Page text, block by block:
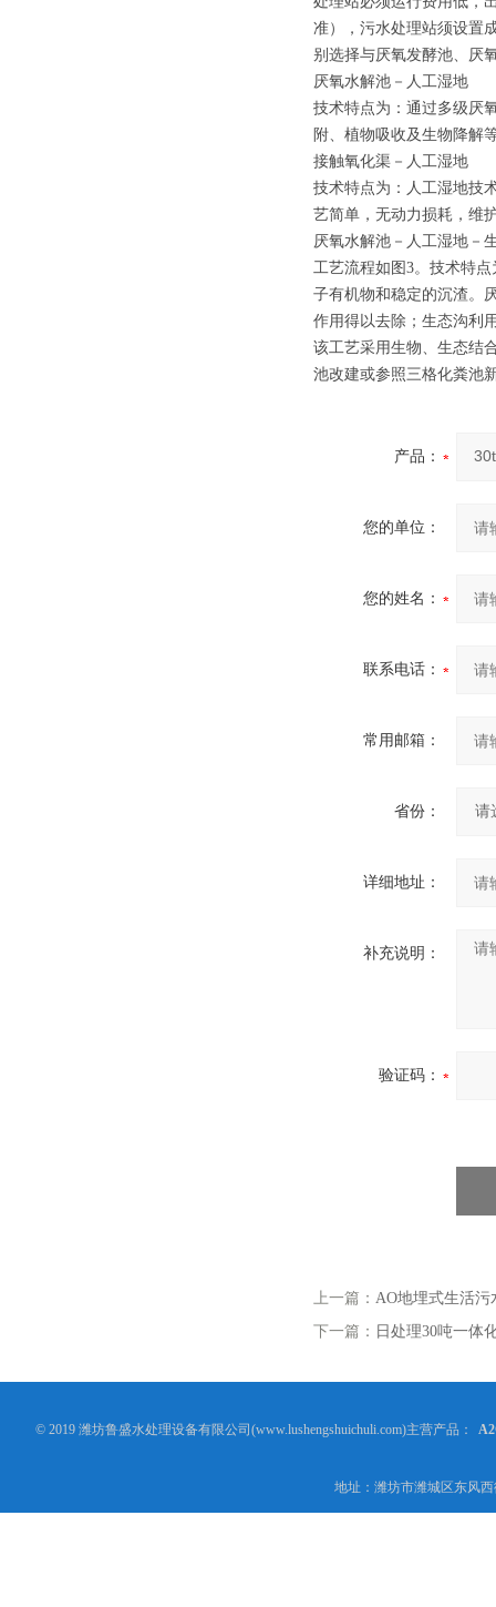
准），污水处理站须设置
别选择与厌氧发酵池、厌
厌氧水解池－人工湿地
技术特点为：通过多级厌
附、植物吸收及生物降解
接触氧化渠－人工湿地
技术特点为：人工湿地技
艺简单，无动力损耗，维
厌氧水解池－人工湿地－
工艺流程如图3。技术特
子有机物和稳定的沉渣。
作用得以去除；生态沟利
该工艺采用生物、生态结
池改建或参照三格化粪池
产品：
您的单位：
您的姓名：
联系电话：
常用邮箱：
省份：
详细地址：
补充说明：
验证码：
上一篇： AO地埋式生活污
下一篇： 日处理30吨一体
© 2019 潍坊鲁盛水处理设备有限公司(www.lushengshuichuli.com)主营产品：
地址：潍坊市潍城区东风